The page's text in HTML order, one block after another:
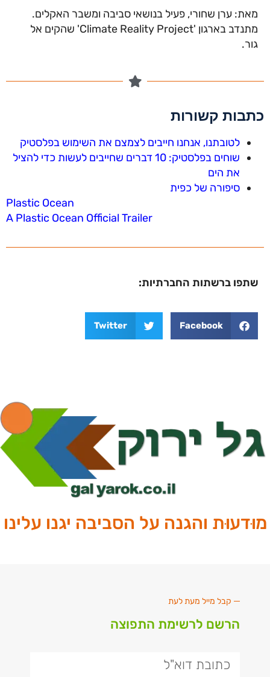
מאת: ערן שחורי, פעיל בנושאי סביבה ומשבר האקלים.
מתנדב בארגון 'Climate Reality Project' שהקים אל
גור.
כתבות קשורות
לטובתנו, אנחנו חייבים לצמצם את השימוש בפלסטיק
שוחים בפלסטיק: 10 דברים שחייבים לעשות כדי להציל
את הים
סיפורה של כפית
Plastic Ocean
A Plastic Ocean Official Trailer
שתפו ברשתות החברתיות:
Facebook
Twitter
מוּדעוּת והגנה על הסביבה יגנו עלינו
קבל מייל מעת לעת
הרשם לרשימת התפוצה